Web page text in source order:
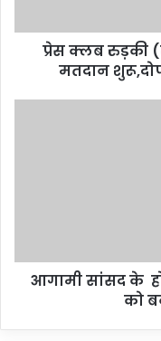
प्रेस क्लब रुड़की
मतदान
आगामी सांसद के
को